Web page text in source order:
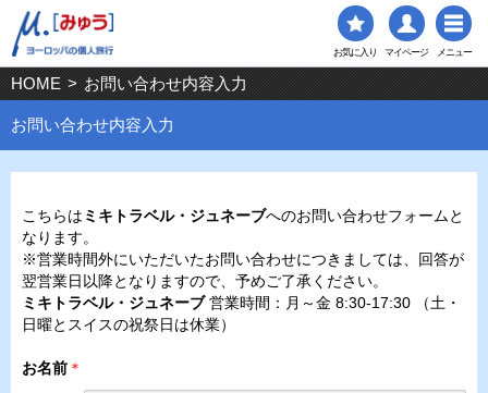
お気に入り マイページ メニュー
HOME > お問い合わせ内容入力
お問い合わせ内容入力
こちらは ミキトラベル・ジュネーブへのお問い合わせフォームと
なります。
※営業時間外にいただいたお問い合わせにつきましては、回答が
翌営業日以降となりますので、予めご了承ください。
ミキトラベル・ジュネーブ営業時間：月～金 8:30-17:30 （土・
日曜とスイスの祝祭日は休業）
お名前 ＊